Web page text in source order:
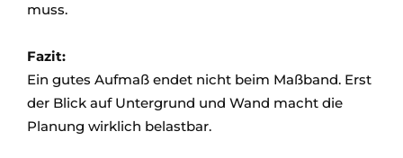
muss.
Fazit:
Ein gutes Aufmaß endet nicht beim Maßband. Erst
der Blick auf Untergrund und Wand macht die
Planung wirklich belastbar.